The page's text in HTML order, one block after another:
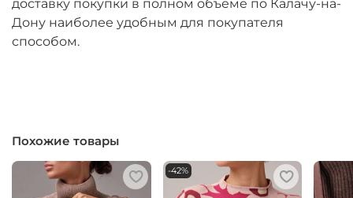
доставку покупки в полном объеме по Калачу-на-
Дону наиболее удобным для покупателя
способом.
Похожие товары
-42%